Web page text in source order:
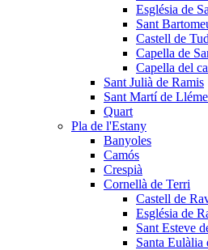
Església de
Sant
Castell de
Capella de
Capella del
Sant Julià de Ramis
Sant Martí de
Quart
Pla de l'Estany
Banyoles
Camós
Crespià
Cornellà de Terri
Castell de
Església de
Sant Esteve
Santa Eulàlia